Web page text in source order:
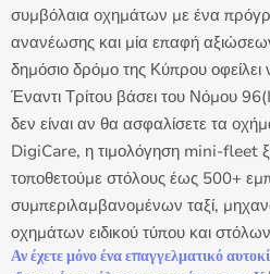
συμβόλαια οχημάτων με ένα
ανανέωσης και μία επαφή
δημόσιο δρόμο της Κύπρου
Έναντι Τρίτου βάσει του Νόμου
δεν είναι αν θα ασφαλίσετε τα
DigiCare, η τιμολόγηση mini-fleet
τοποθετούμε στόλους έως 500+
συμπεριλαμβανομένων ταξί,
οχημάτων ειδικού τύπου και
Αν έχετε μόνο ένα επαγγελματικό